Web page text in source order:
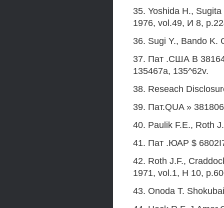
35. Yoshida Н.,
1976, vol.49, И 8,
36. Sugi Y., Bando K.
37. Пат .США В
135467a, 135^62v.
38. Reseach
39. Пат.QUA »
40. Paulik F.E., Roth
41. Пат .ЮАР $
42. Roth J.F.,
1971, vol.1, H 10,
43. Onoda T.